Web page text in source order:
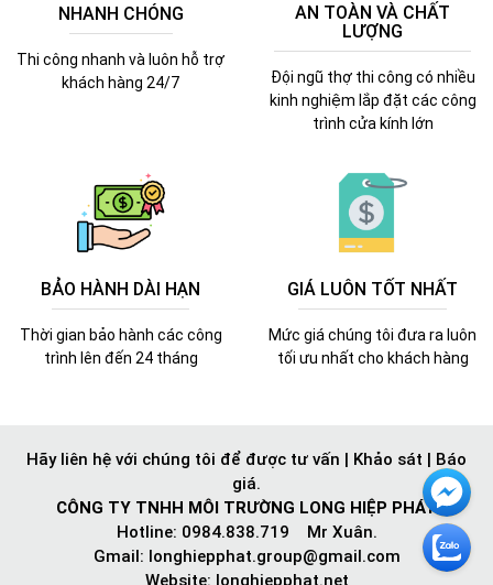
NHANH CHÓNG
Thi công nhanh và luôn hỗ trợ
khách hàng 24/7
AN TOÀN VÀ CHẤT
LƯỢNG
Đội ngũ thợ thi công có nhiều
kinh nghiệm lắp đặt các công
trình cửa kính lớn
BẢO HÀNH DÀI HẠN
Thời gian bảo hành các công
trình lên đến 24 tháng
GIÁ LUÔN TỐT NHẤT
Mức giá chúng tôi đưa ra luôn
tối ưu nhất cho khách hàng
Hãy liên hệ với chúng tôi để được tư vấn | Khảo sát | Báo
giá.
CÔNG TY TNHH MÔI TRƯỜNG LONG HIỆP PHÁT
Hotline: 0984.838.719 Mr Xuân.
Gmail: longhiepphat.group@gmail.com
Website: longhiepphat.net